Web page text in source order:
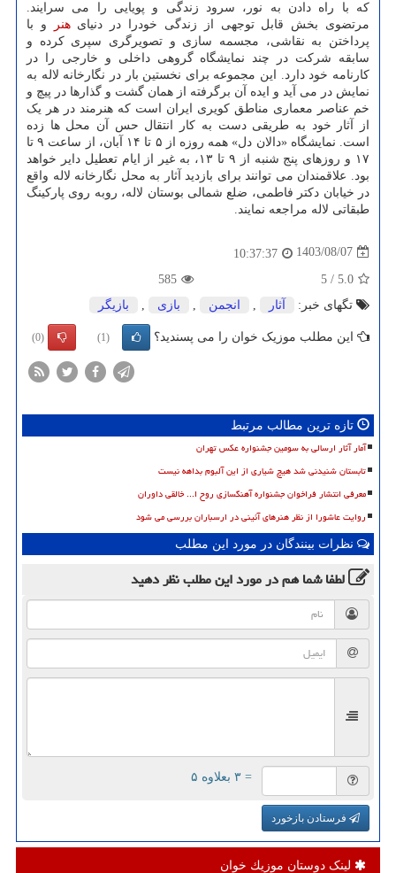
که با راه دادن به نور، سرود زندگی و پویایی را می سرایند.
مرتضوی بخش قابل توجهی از زندگی خودرا در دنیایهنر
و با
پرداختن به نقاشی، مجسمه سازی و تصویرگری سپری کرده و
سابقه شرکت در چند نمایشگاه گروهی داخلی و خارجی را در
کارنامه خود دارد. این مجموعه برای نخستین بار در نگارخانه لاله به
نمایش در می آید و ایده آن برگرفته از همان گشت و گذارها در پیچ و
خم عناصر معماری مناطق کویری ایران است که هنرمند در هر یک
از آثار خود به طریقی دست به کار انتقال حس آن محل ها زده
است. نمایشگاه «دالان دل» همه روزه از ۵ تا ۱۴ آبان، از ساعت ۹ تا
۱۷ و روزهای پنج شنبه از ۹ تا ۱۳، به غیر از ایام تعطیل دایر خواهد
بود. علاقمندان می توانند برای بازدید آثار به محل نگارخانه لاله واقع
در خیابان دکتر فاطمی، ضلع شمالی بوستان لاله، روبه روی پارکینگ
طبقاتی لاله مراجعه نمایند.
1403/08/07
10:37:37
5.0
/
5
585
تگهای خبر:
آثار انجمن بازی بازیگر
این مطلب موزیک خوان را می پسندید؟ (1)
(0)
تازه ترین مطالب مرتبط
آمار آثار ارسالی به سومین جشنواره عکس تهران
تابستان شنیدنی شد هیچ شیاری از این آلبوم بداهه نیست
معرفی انتشار فراخوان جشنواره آهنگسازی روح ا... خالقی داوران
روایت عاشورا از نظر هنرهای آئینی در ارسباران بررسی می شود
نظرات بینندگان در مورد این مطلب
لطفا شما همدر مورد این مطلبنظر دهید
= ۳ بعلاوه ۵
فرستادن بازخورد
لینک دوستان موزیك خوان